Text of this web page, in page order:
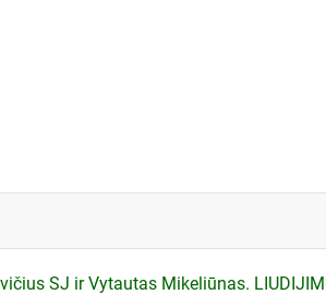
- Žemėlapis
SJ ir Vytautas Mikeliūnas.